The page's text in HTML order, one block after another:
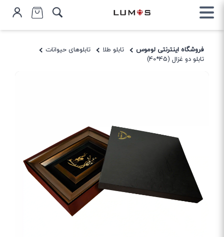
فروشگاه اینترنتی لوموس تابلو طلا
تابلوهای حیوانات
تابلو دو غزال (45*40)